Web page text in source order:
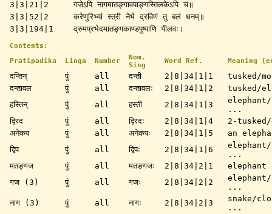
3|3|21|2
गजेऽपि नागमातङ्गावपाङ्गस्तिलकेऽपि च॥
3|3|52|2
करेणुरिभ्यां स्त्री नेभे द्रविणं तु बलं धनम्॥
3|3|194|1
द्रुमप्रभेदमातङ्गकाण्डपुष्पाणि पीलवः।
Contents:
Pratipadika
Linga Number
Nom.
Sing
Word Ref. Meaning
दन्तिन् पुं all दन्ती 2|8|34|1|1
tusked/
दन्तावल
पुं all दन्तावलः 2|8|34|1|2
tusked/
हस्तिन्
पुं all हस्ती 2|8|34|1|3
...
द्विरद
पुं all द्विरदः 2|8|34|1|4
2-
अनेकप
पुं all अनेकपः 2|8|34|1|5
an
द्विप
पुं all द्विपः 2|8|34|1|6
...
मतङ्गज
पुं all मतङगजः 2|8|34|2|1
elephant
गज (3)
पुं all गजः 2|8|34|2|2
elephant/
...
नाग (3)
पुं all नागः 2|8|34|2|3
snake/
...